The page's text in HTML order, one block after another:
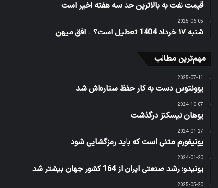
قیمت نفت به بالاترین حد سه هفته اخیر است
2025-06-05
شنبه ۱۷ خرداد 1404 تعطیل است؟ – افق میهن
مهم‌ترین مطالب
2025-07-11
یوونتوس دست به کار حفظ ستاره‌اش شد
2024-10-07
یوهان نیسکنز درگذشت
2024-01-27
یونیفورم متنی است که باید رمزگشایی شود
2024-01-20
یونیدو: رشد صنعتی ایران از 164 کشور جهان بیشتر شد
2025-05-20